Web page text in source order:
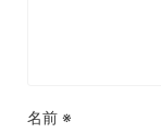
名前 ※